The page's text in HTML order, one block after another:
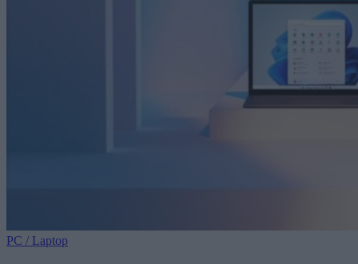
PC / Laptop